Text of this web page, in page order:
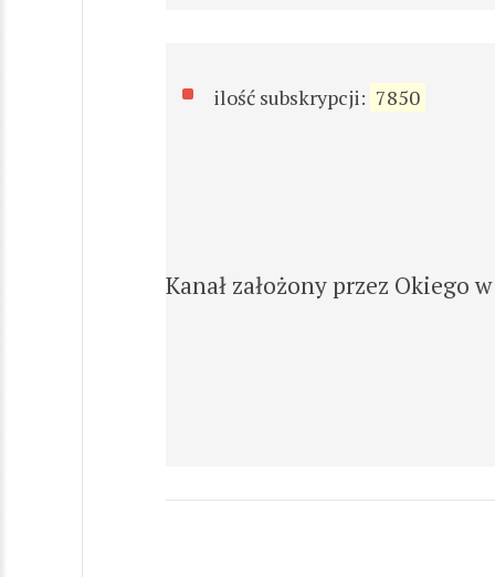
ilość subskrypcji: 7850
Kanał założony przez Okiego